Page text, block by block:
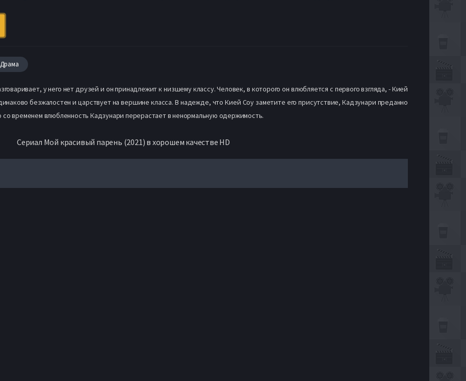
Драма
у него нет друзей и он принадлежит к низшему классу. Человек, в которого он влюбляется с первого взгляда, - Кией
безжалостен и царствует на вершине класса. В надежде, что Кией Соу заметите его присутствие, Кадзунари преданно
временем влюбленность Кадзунари перерастает в ненормальную одержимость.
Сериал Мой красивый парень (2021) в хорошем качестве HD